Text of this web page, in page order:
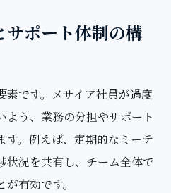
ポート体制の構
素です。メサイア社員が過度
よう、業務の分担やサポート
す。例えば、定期的なミーテ
状況を共有し、チーム全体で
有効です。